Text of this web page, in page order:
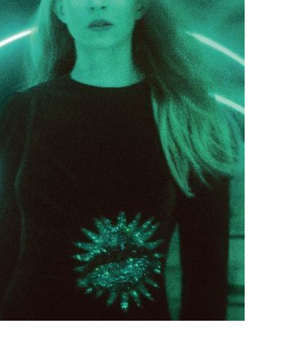
BONS PLANS
Les Eclatantes : une soirée entre
concerts, expos, kart, aéroplume…
à la Cité des Sciences
14 DÉCEMBRE 2022